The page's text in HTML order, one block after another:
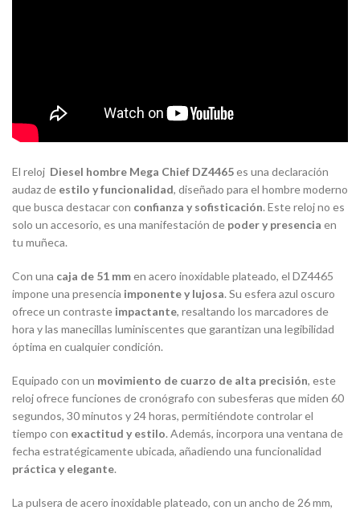
El reloj Diesel hombre Mega Chief DZ4465es una declaración
audaz de estilo y funcionalidad, diseñado para el hombre moderno
que busca destacar con confianza y sofisticación. Este reloj no es
solo un accesorio, es una manifestación de poder y presencia en
tu muñeca.
Con una caja de 51 mmen acero inoxidable plateado, el DZ4465
impone una presencia imponente y lujosa. Su esfera azul oscuro
ofrece un contraste impactante, resaltando los marcadores de
hora y las manecillas luminiscentes que garantizan una legibilidad
óptima en cualquier condición.
Equipado con un movimiento de cuarzo de alta precisión, este
reloj ofrece funciones de cronógrafo con subesferas que miden 60
segundos, 30 minutos y 24 horas, permitiéndote controlar el
tiempo con exactitud y estilo. Además, incorpora una ventana de
fecha estratégicamente ubicada, añadiendo una funcionalidad
práctica y elegante.
La pulsera de acero inoxidable plateado, con un ancho de 26 mm,